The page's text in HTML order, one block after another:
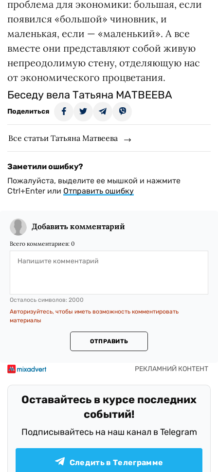
проблема для экономики: большая, если
появился «большой» чиновник, и
маленькая, если — «маленький». А все
вместе они представляют собой живую
непреодолимую стену, отделяющую нас
от экономического процветания.
Беседу вела Татьяна МАТВЕЕВА
Поделиться
Все статьи Татьяна Матвеева
Заметили ошибку?
Пожалуйста, выделите ее мышкой и нажмите
Ctrl+Enter или Отправить ошибку
Добавить комментарий
Всего комментариев: 0
Осталось символов: 2000
Авторизуйтесь, чтобы иметь возможность комментировать
материалы
ОТПРАВИТЬ
Оставайтесь в курсе последних
событий!
Подписывайтесь на наш канал в Telegram
Следить в Телеграмме